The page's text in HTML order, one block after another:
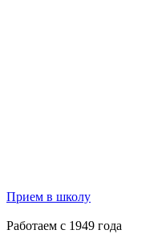
Прием в школу
Работаем с 1949 года